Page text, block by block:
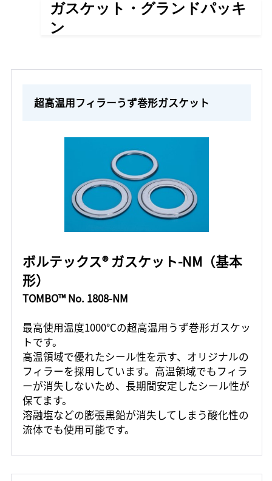
ガスケット・グランドパッキ
ン
超高温用フィラーうず巻形ガスケット
ボルテックス® ガスケット-NM（基本
形）
TOMBO™ No. 1808-NM
最高使用温度1000℃の超高温用うず巻形ガスケッ
トです。
高温領域で優れたシール性を示す、オリジナルの
フィラーを採用しています。高温領域でもフィラ
ーが消失しないため、長期間安定したシール性が
保てます。
溶融塩などの膨張黒鉛が消失してしまう酸化性の
流体でも使用可能です。